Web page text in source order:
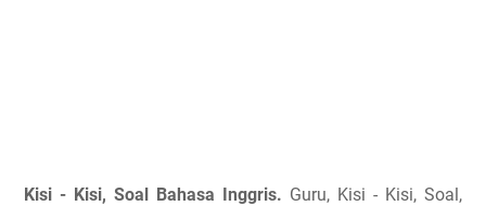
Kisi - Kisi, Soal Bahasa Inggris. Guru, Kisi - Kisi, Soal,